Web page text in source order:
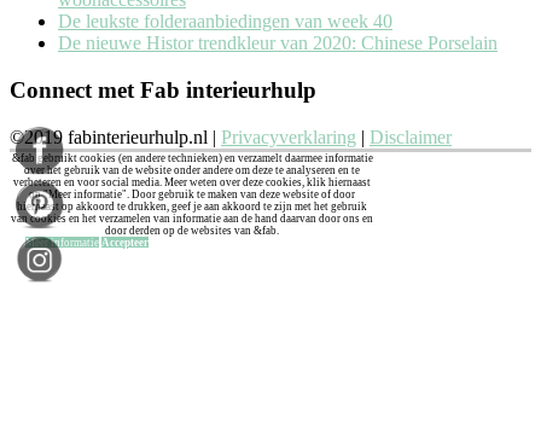
De leukste folderaanbiedingen van week 40
De nieuwe Histor trendkleur van 2020: Chinese Porselain
Connect met Fab interieurhulp
©2019 fabinterieurhulp.nl | Privacyverklaring | Disclaimer
&fab gebruikt cookies (en andere technieken) en verzamelt daarmee informatie
over het gebruik van de website onder andere om deze te analyseren en te
verbeteren en voor social media. Meer weten over deze cookies, klik hiernaast
op "Meer informatie". Door gebruik te maken van deze website of door
hiernaast op akkoord te drukken, geef je aan akkoord te zijn met het gebruik
van cookies en het verzamelen van informatie aan de hand daarvan door ons en
door derden op de websites van &fab.
Meer informatie Accepteer